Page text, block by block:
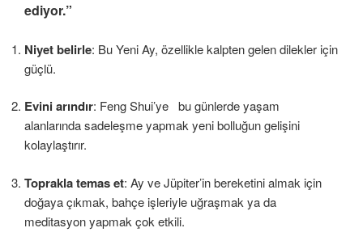
ediyor.”
Niyet belirle: Bu Yeni Ay, özellikle kalpten gelen dilekler için
güçlü.
Evini arındır: Feng Shui’ye bu günlerde yaşam
alanlarında sadeleşme yapmak yeni bolluğun gelişini
kolaylaştırır.
Toprakla temas et: Ay ve Jüpiter’in bereketini almak için
doğaya çıkmak, bahçe işleriyle uğraşmak ya da
meditasyon yapmak çok etkili.